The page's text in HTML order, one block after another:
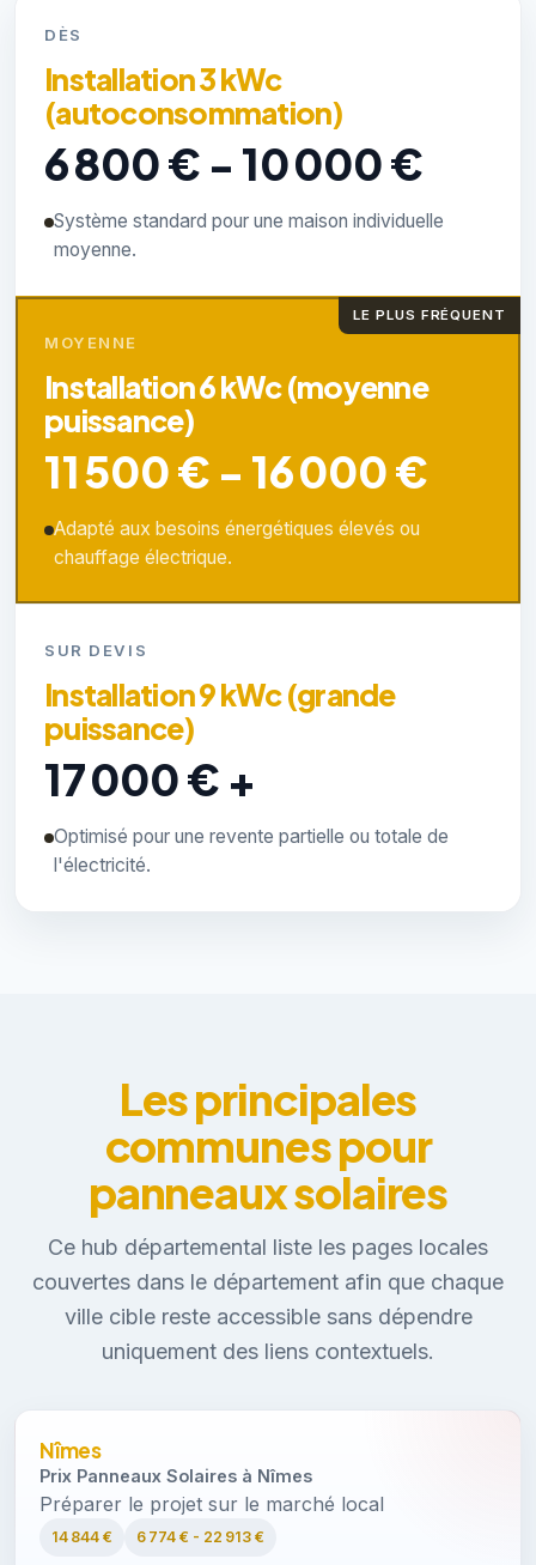
DÈS
Installation 3 kWc
(autoconsommation)
6 800 € - 10 000 €
Système standard pour une maison individuelle
moyenne.
LE PLUS FRÉQUENT
MOYENNE
Installation 6 kWc (moyenne
puissance)
11 500 € - 16 000 €
Adapté aux besoins énergétiques élevés ou
chauffage électrique.
SUR DEVIS
Installation 9 kWc (grande
puissance)
17 000 € +
Optimisé pour une revente partielle ou totale de
l'électricité.
Les principales
communes pour
panneaux solaires
Ce hub départemental liste les pages locales
couvertes dans le département afin que chaque
ville cible reste accessible sans dépendre
uniquement des liens contextuels.
Nîmes
Prix Panneaux Solaires à Nîmes
Préparer le projet sur le marché local
14 844 € 6 774 € - 22 913 €